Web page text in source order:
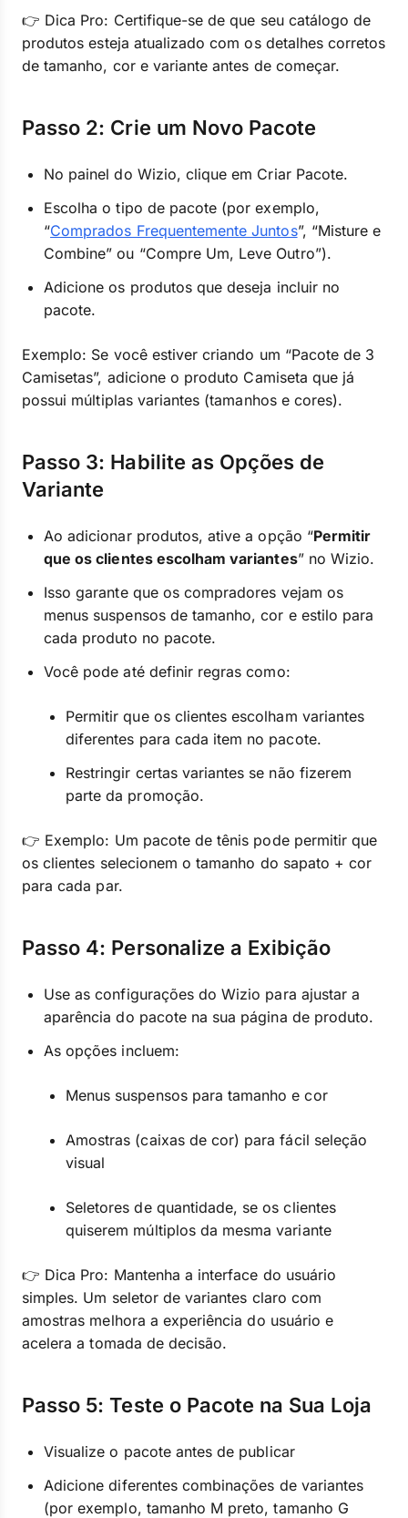
👉 Dica Pro: Certifique-se de que seu catálogo de
produtos esteja atualizado com os detalhes corretos
de tamanho, cor e variante antes de começar.
Passo 2: Crie um Novo Pacote
No painel do Wizio, clique em Criar Pacote.
Escolha o tipo de pacote (por exemplo,
“Comprados Frequentemente Juntos”, “Misture e
Combine” ou “Compre Um, Leve Outro”).
Adicione os produtos que deseja incluir no
pacote.
Exemplo: Se você estiver criando um “Pacote de 3
Camisetas”, adicione o produto Camiseta que já
possui múltiplas variantes (tamanhos e cores).
Passo 3: Habilite as Opções de
Variante
Ao adicionar produtos, ative a opção “Permitir
que os clientes escolham variantes” no Wizio.
Isso garante que os compradores vejam os
menus suspensos de tamanho, cor e estilo para
cada produto no pacote.
Você pode até definir regras como:
Permitir que os clientes escolham variantes
diferentes para cada item no pacote.
Restringir certas variantes se não fizerem
parte da promoção.
👉 Exemplo: Um pacote de tênis pode permitir que
os clientes selecionem o tamanho do sapato + cor
para cada par.
Passo 4: Personalize a Exibição
Use as configurações do Wizio para ajustar a
aparência do pacote na sua página de produto.
As opções incluem:
Menus suspensos para tamanho e cor
Amostras (caixas de cor) para fácil seleção
visual
Seletores de quantidade, se os clientes
quiserem múltiplos da mesma variante
👉 Dica Pro: Mantenha a interface do usuário
simples. Um seletor de variantes claro com
amostras melhora a experiência do usuário e
acelera a tomada de decisão.
Passo 5: Teste o Pacote na Sua Loja
Visualize o pacote antes de publicar
Adicione diferentes combinações de variantes
(por exemplo, tamanho M preto, tamanho G